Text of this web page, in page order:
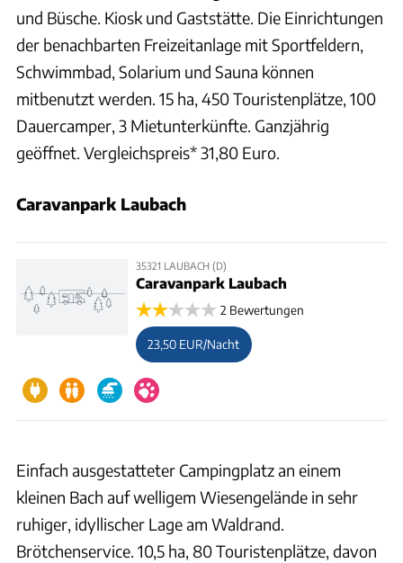
und Büsche. Kiosk und Gaststätte. Die Einrichtungen
der benachbarten Freizeitanlage mit Sportfeldern,
Schwimmbad, Solarium und Sauna können
mitbenutzt werden. 15 ha, 450 Touristenplätze, 100
Dauercamper, 3 Mietunterkünfte. Ganzjährig
geöffnet. Vergleichspreis* 31,80 Euro.
Caravanpark Laubach
35321 LAUBACH (D)
Caravanpark Laubach
2 Bewertungen
23,50 EUR/Nacht
Einfach ausgestatteter Campingplatz an einem
kleinen Bach auf welligem Wiesengelände in sehr
ruhiger, idyllischer Lage am Waldrand.
Brötchenservice. 10,5 ha, 80 Touristenplätze, davon